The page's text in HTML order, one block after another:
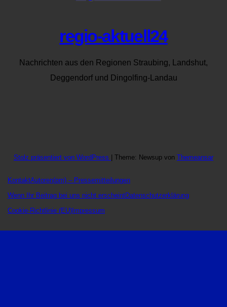
regio-aktuell24
Nachrichten aus den Regionen Straubing, Landshut,
Deggendorf und Dingolfing-Landau
Stolz präsentiert von WordPress Theme: Newsup von Themeansar
KontaktAutoren(pm) – Pressemitteilungen
Wenn Ihr Beitrag bei uns nicht erscheintDatenschutzerklärung
Cookie-Richtlinie (EU) Impressum